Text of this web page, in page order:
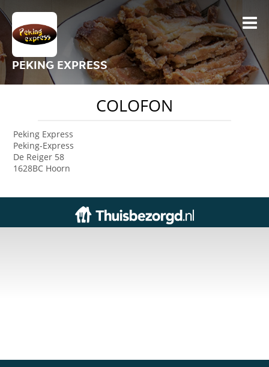
PEKING EXPRESS
COLOFON
Peking Express
Peking-Express
De Reiger 58
1628BC Hoorn